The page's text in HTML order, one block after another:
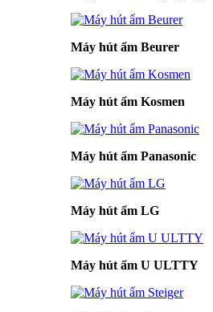
Máy hút ẩm Beurer
Máy hút ẩm Kosmen
Máy hút ẩm Panasonic
Máy hút ẩm LG
Máy hút ẩm U ULTTY